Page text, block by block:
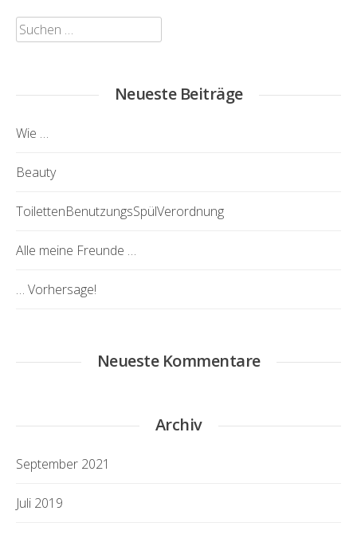
Suchen
nach:
Neueste Beiträge
Wie …
Beauty
ToilettenBenutzungsSpülVerordnung
Alle meine Freunde …
… Vorhersage!
Neueste Kommentare
Archiv
September 2021
Juli 2019